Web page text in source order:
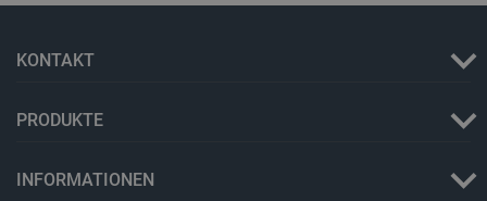
KONTAKT
PRODUKTE
INFORMATIONEN